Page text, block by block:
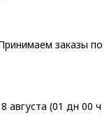
заказы по
августа (01 дн 00 ч